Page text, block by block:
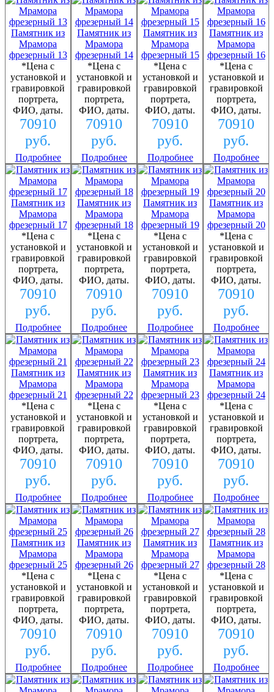
Памятник из
Мрамора
фрезерный 13
*Цена с
установкой и
гравировкой
портрета,
ФИО, даты.
70910
руб.
Подробнее
Памятник из
Мрамора
фрезерный 14
*Цена с
установкой и
гравировкой
портрета,
ФИО, даты.
70910
руб.
Подробнее
Памятник из
Мрамора
фрезерный 15
*Цена с
установкой и
гравировкой
портрета,
ФИО, даты.
70910
руб.
Подробнее
Памятник из
Мрамора
фрезерный 16
*Цена с
установкой и
гравировкой
портрета,
ФИО, даты.
70910
руб.
Подробнее
Памятник из
Мрамора
фрезерный 17
*Цена с
установкой и
гравировкой
портрета,
ФИО, даты.
70910
руб.
Подробнее
Памятник из
Мрамора
фрезерный 18
*Цена с
установкой и
гравировкой
портрета,
ФИО, даты.
70910
руб.
Подробнее
Памятник из
Мрамора
фрезерный 19
*Цена с
установкой и
гравировкой
портрета,
ФИО, даты.
70910
руб.
Подробнее
Памятник из
Мрамора
фрезерный 20
*Цена с
установкой и
гравировкой
портрета,
ФИО, даты.
70910
руб.
Подробнее
Памятник из
Мрамора
фрезерный 21
*Цена с
установкой и
гравировкой
портрета,
ФИО, даты.
70910
руб.
Подробнее
Памятник из
Мрамора
фрезерный 22
*Цена с
установкой и
гравировкой
портрета,
ФИО, даты.
70910
руб.
Подробнее
Памятник из
Мрамора
фрезерный 23
*Цена с
установкой и
гравировкой
портрета,
ФИО, даты.
70910
руб.
Подробнее
Памятник из
Мрамора
фрезерный 24
*Цена с
установкой и
гравировкой
портрета,
ФИО, даты.
70910
руб.
Подробнее
Памятник из
Мрамора
фрезерный 25
*Цена с
установкой и
гравировкой
портрета,
ФИО, даты.
70910
руб.
Подробнее
Памятник из
Мрамора
фрезерный 26
*Цена с
установкой и
гравировкой
портрета,
ФИО, даты.
70910
руб.
Подробнее
Памятник из
Мрамора
фрезерный 27
*Цена с
установкой и
гравировкой
портрета,
ФИО, даты.
70910
руб.
Подробнее
Памятник из
Мрамора
фрезерный 28
*Цена с
установкой и
гравировкой
портрета,
ФИО, даты.
70910
руб.
Подробнее